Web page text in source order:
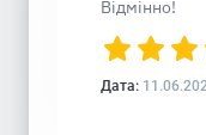
Відмінно!
Дата: